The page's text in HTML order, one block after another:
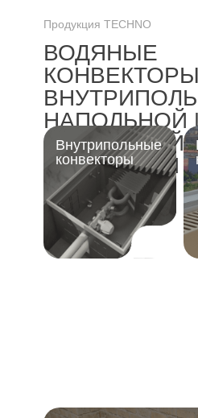
Продукция TECHNO
ВОДЯНЫЕ
НАПОЛЬНОЙ
НАСТЕННОЙ
УСТАНОВКИ
Внутрипольные
конвекторы